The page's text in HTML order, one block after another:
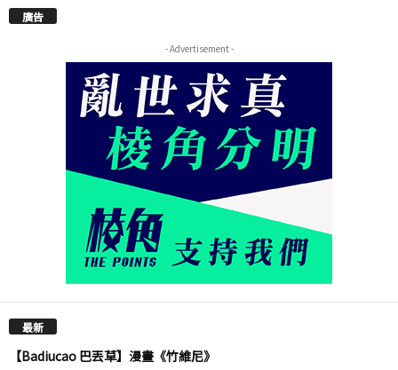
廣告
- Advertisement -
最新
【Badiucao 巴丟草】漫畫《竹維尼》